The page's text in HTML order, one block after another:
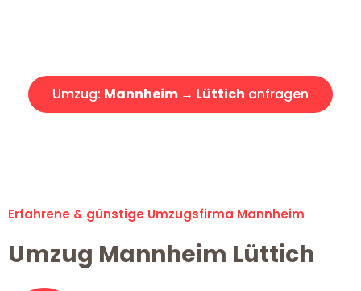
Umzug: Mannheim → Lüttich anfragen
Erfahrene & günstige Umzugsfirma Mannheim
Umzug Mannheim Lüttich